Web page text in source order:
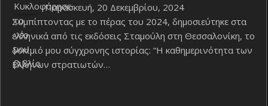
Παρασκευή, 20 Δεκεμβρίου, 2024
Συμπίπτοντας με το πέρας του 2024, δημοσιεύτηκε στα
ελληνικά από τις εκδόσεις Σταμούλη στη Θεσσαλονίκη, το
δοκίμιό μου σύγχρονης ιστορίας: “Η καθημερινότητα των
Ελλήνων στρατιωτών…